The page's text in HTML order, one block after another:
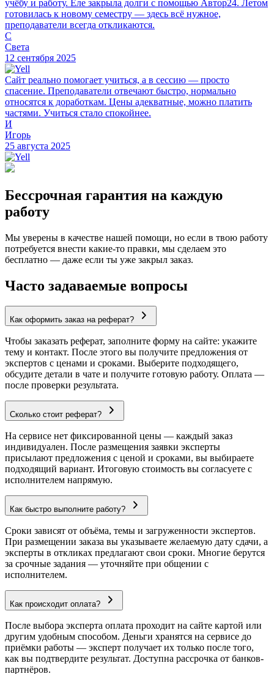
учёбу и работу. Еле закрыла долги с помощью Автор24. Летом
готовилась к новому семестру — здесь всё нужное,
преподаватели всегда откликаются.
С
Света
12 сентября 2025
Сайт реально помогает учиться, а в сессию — просто
спасение. Преподаватели отвечают быстро, нормально
относятся к доработкам. Цены адекватные, можно платить
частями. Учиться стало спокойнее.
И
Игорь
25 августа 2025
Бессрочная гарантия на каждую
работу
Мы уверены в качестве нашей помощи, но если в твою работу
потребуется внести какие-то правки, мы сделаем это
бесплатно — даже если ты уже закрыл заказ.
Часто задаваемые вопросы
Как оформить заказ на реферат?
Чтобы заказать реферат, заполните форму на сайте: укажите
тему и контакт. После этого вы получите предложения от
экспертов с ценами и сроками. Выберите подходящего,
обсудите детали в чате и получите готовую работу. Оплата —
после проверки результата.
Сколько стоит реферат?
На сервисе нет фиксированной цены — каждый заказ
индивидуален. После размещения заявки эксперты
присылают предложения с ценой и сроками, вы выбираете
подходящий вариант. Итоговую стоимость вы согласуете с
исполнителем напрямую.
Как быстро выполните работу?
Сроки зависят от объёма, темы и загруженности экспертов.
При размещении заказа вы указываете желаемую дату сдачи, а
эксперты в откликах предлагают свои сроки. Многие берутся
за срочные задания — уточняйте при общении с
исполнителем.
Как происходит оплата?
После выбора эксперта оплата проходит на сайте картой или
другим удобным способом. Деньги хранятся на сервисе до
приёмки работы — эксперт получает их только после того,
как вы подтвердите результат. Доступна рассрочка от банков-
партнёров.